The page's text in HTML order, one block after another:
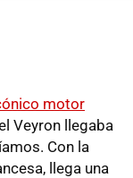
motor
Veyron llegaba
Con la
llega una